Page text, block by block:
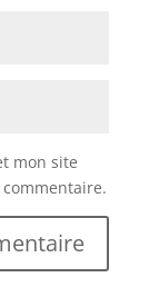
mon site